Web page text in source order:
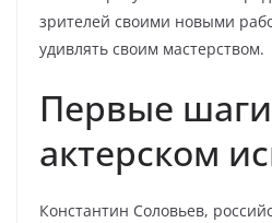
зрителей своими новыми
удивлять своим мастерством.
Первые
актерском
Константин Соловьев,